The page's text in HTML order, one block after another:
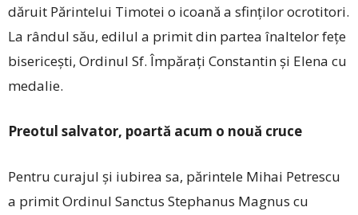
dăruit Părintelui Timotei o icoană a sfinților ocrotitori.
La rândul său, edilul a primit din partea înaltelor fețe
bisericești, Ordinul Sf. Împărați Constantin și Elena cu
medalie.
Preotul salvator, poartă acum o nouă cruce
Pentru curajul și iubirea sa, părintele Mihai Petrescu
a primit Ordinul Sanctus Stephanus Magnus cu